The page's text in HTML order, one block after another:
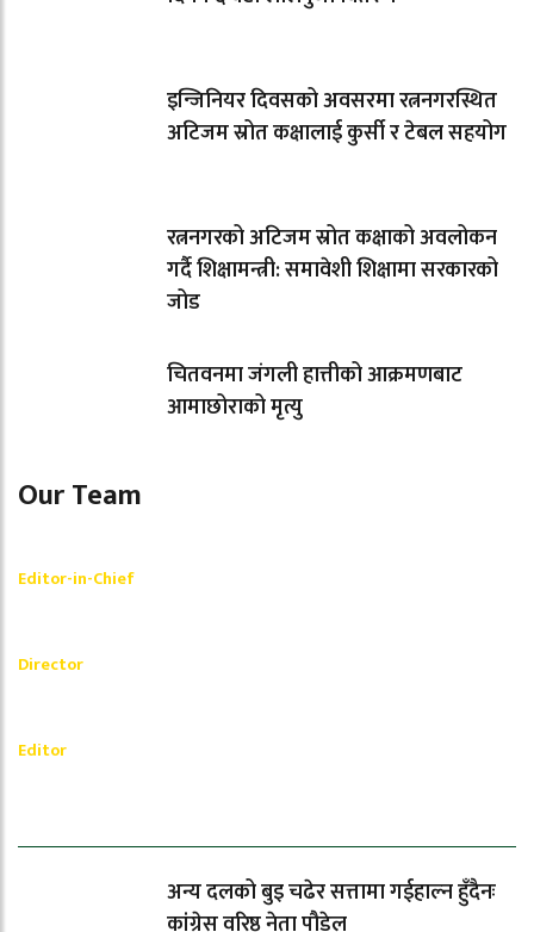
इन्जिनियर दिवसको अवसरमा रत्ननगरस्थित
अटिजम स्रोत कक्षालाई कुर्सी र टेबल सहयोग
रत्ननगरको अटिजम स्रोत कक्षाको अवलोकन
गर्दै शिक्षामन्त्री: समावेशी शिक्षामा सरकारको
जोड
चितवनमा जंगली हात्तीको आक्रमणबाट
आमाछोराको मृत्यु
Our Team
Editor-in-Chief
Director
Editor
अन्य दलको बुइ चढेर सत्तामा गईहाल्न हुँदैनः